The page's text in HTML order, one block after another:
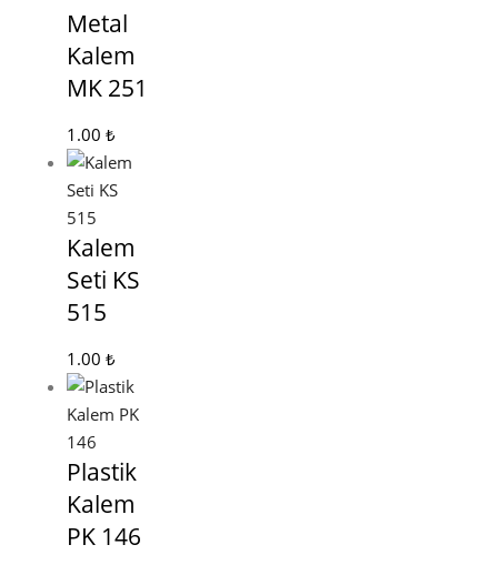
Metal
Kalem
MK 251
1.00 ₺
Kalem
Seti KS
515
1.00 ₺
Plastik
Kalem
PK 146